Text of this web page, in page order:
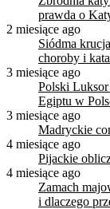
prawda o
2 miesiące ago
Siódma
choroby i
3 miesiące ago
Polski
Egiptu w
3 miesiące ago
Madryckie
4 miesiące ago
Pijackie
4 miesiące ago
Zamach
i dlaczego